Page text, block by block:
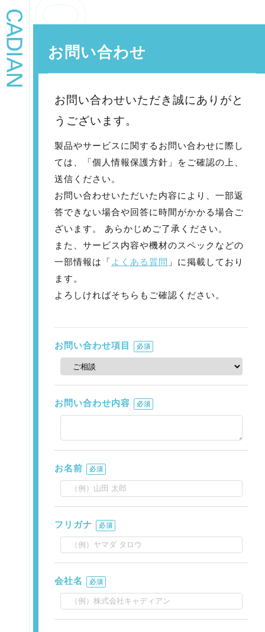
お問い合わせ
お問い合わせいただき誠にありがと
うございます。
製品やサービスに関するお問い合わせに際し
ては、「個人情報保護方針」をご確認の上、
送信ください。
お問い合わせいただいた内容により、一部返
答できない場合や回答に時間がかかる場合ご
ざいます。 あらかじめご了承ください。
また、サービス内容や機材のスペックなどの
一部情報は「 よくある質問 」に掲載しており
ます。
よろしければそちらもご確認ください。
お問い合わせ項目 必須
お問い合わせ内容 必須
お名前 必須
フリガナ 必須
会社名 必須